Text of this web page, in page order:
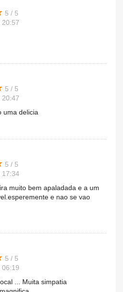
5 / 5
20:57
5 / 5
20:47
uma delicia
5 / 5
17:34
muito bem apaladada e a um
e nao se vao
5 / 5
06:19
... Muita simpatia